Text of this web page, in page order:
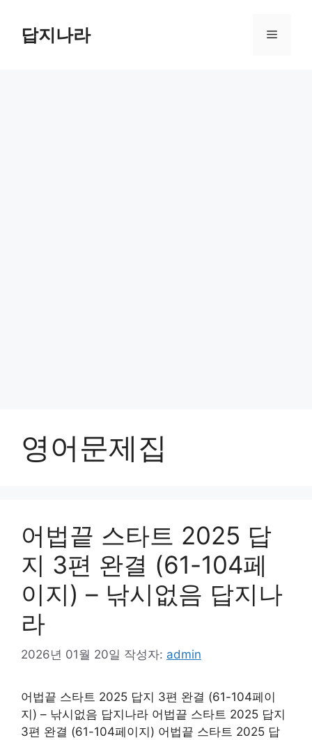
답지나라 메
영어문제집
어법끝 스타트 2025 답
지 3편 완결 (61-104페
이지) – 낚시없음 답지나
라
2026년 01월 20일 작성자: admin
어법끝 스타트 2025 답지 3편 완결 (61-104페이
지) – 낚시없음 답지나라 어법끝 스타트 2025 답지
3편 완결 (61-104페이지) 어법끝 스타트 2025 답